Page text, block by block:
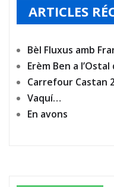
ARTICLES
Bèl Fluxus amb
Erèm Ben a
Carrefour Castan
Vaquí…
En avons